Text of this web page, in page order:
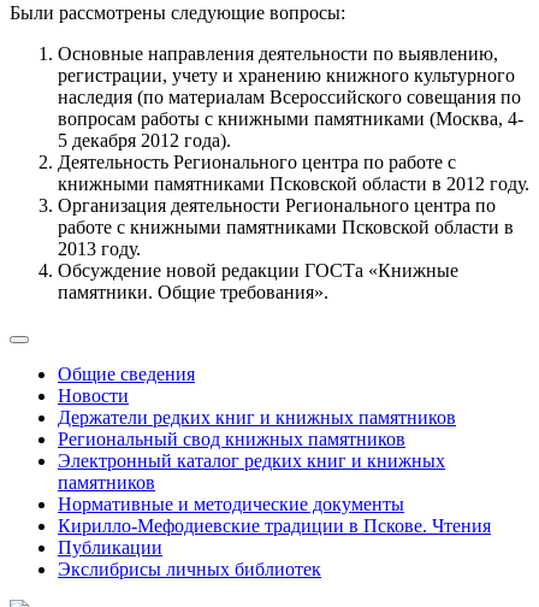
Были рассмотрены следующие вопросы:
Основные направления деятельности по выявлению,
регистрации, учету и хранению книжного культурного
наследия (по материалам Всероссийского совещания по
вопросам работы с книжными памятниками (Москва, 4-
5 декабря 2012 года).
Деятельность Регионального центра по работе с
книжными памятниками Псковской области в 2012 году.
Организация деятельности Регионального центра по
работе с книжными памятниками Псковской области в
2013 году.
Обсуждение новой редакции ГОСТа «Книжные
памятники. Общие требования».
Общие сведения
Новости
Держатели редких книг и книжных памятников
Региональный свод книжных памятников
Электронный каталог редких книг и книжных
памятников
Нормативные и методические документы
Кирилло-Мефодиевские традиции в Пскове. Чтения
Публикации
Экслибрисы личных библиотек